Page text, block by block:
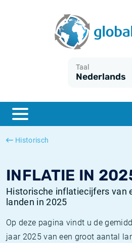
Taal
Nederlands
Historisch
INFLATIE IN
Historische inflatiecijfers van
landen in 2025
Op deze pagina vindt u de
jaar 2025 van een groot aantal
ESTER
SONIA
Wat is CPI inflatie?
Wat is HICP inflatie?
Nederlandse inflatie - CPI
Amerikaanse inflatie - CPI
Euribor historie
SOFR historie
TONAR historie
Inflatiecalculator